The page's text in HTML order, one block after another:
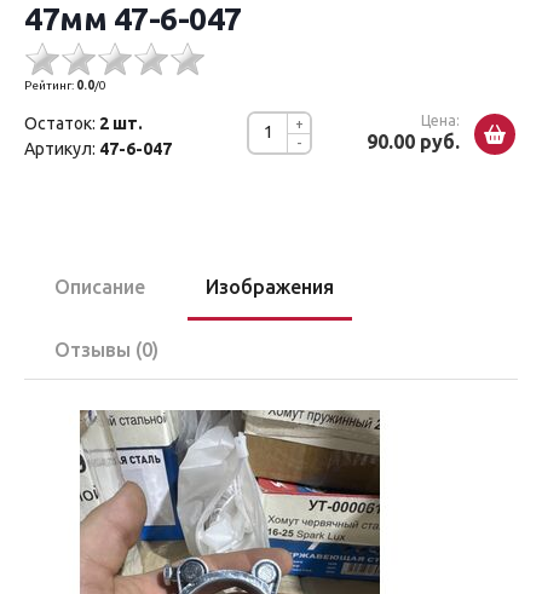
47мм 47-6-047
Рейтинг: 0.0/0
-
+ Цена:
90.00 руб.
Остаток: 2 шт.
Артикул: 47-6-047
Описание Изображения
Отзывы (0)